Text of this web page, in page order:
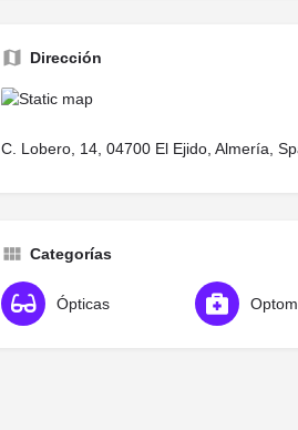
Dirección
C. Lobero, 14, 04700 El Ejido, Almería,
Categorías
Ópticas